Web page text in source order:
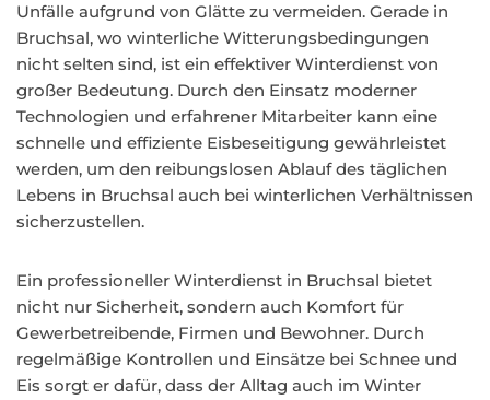
Unfälle aufgrund von Glätte zu vermeiden. Gerade in
Bruchsal, wo winterliche Witterungsbedingungen
nicht selten sind, ist ein effektiver Winterdienst von
großer Bedeutung. Durch den Einsatz moderner
Technologien und erfahrener Mitarbeiter kann eine
schnelle und effiziente Eisbeseitigung gewährleistet
werden, um den reibungslosen Ablauf des täglichen
Lebens in Bruchsal auch bei winterlichen Verhältnissen
sicherzustellen.
Ein professioneller Winterdienst in Bruchsal bietet
nicht nur Sicherheit, sondern auch Komfort für
Gewerbetreibende, Firmen und Bewohner. Durch
regelmäßige Kontrollen und Einsätze bei Schnee und
Eis sorgt er dafür, dass der Alltag auch im Winter